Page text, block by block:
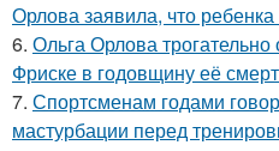
Орлова заявила, что
6. Ольга Орлова
Фриске в годовщину её
7. Спортсменам годами
мастурбации перед